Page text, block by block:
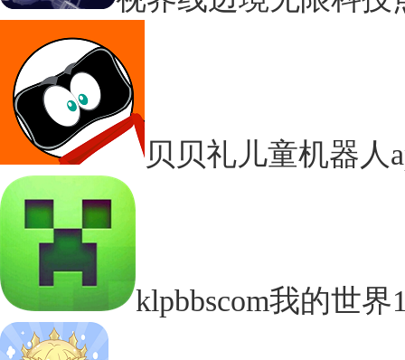
贝贝礼儿童机器人
klpbbscom我的世界